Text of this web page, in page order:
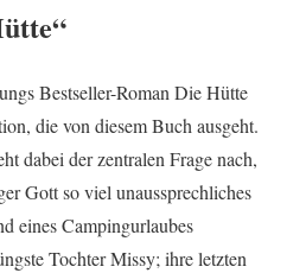
Bestseller-Roman Die Hütte
die von diesem Buch ausgeht.
dabei der zentralen Frage nach,
Gott so viel unaussprechliches
eines Campingurlaubes
Tochter Missy; ihre letzten